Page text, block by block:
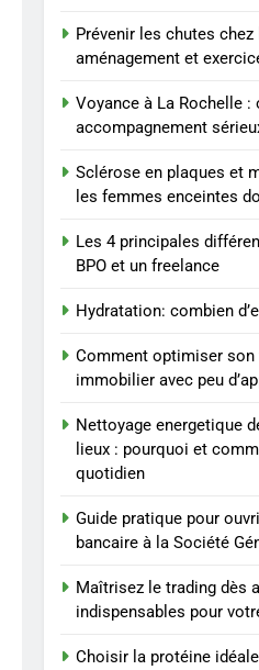
2
grâce
repas :
du
BIEN ÊTRE
4
savoir
SANTÉ
Les
à The
SANTÉ
les
Prévenir les chutes
aménagement et
Voyance à La Rochelle :
accompagnement
Sclérose en plaques et
les femmes enceintes
Les 4 principales
BPO et un freelance
Hydratation: combien
Comment optimiser son
immobilier avec peu
Nettoyage energetique
lieux : pourquoi et
quotidien
Guide pratique pour
bancaire à la Société
Maîtrisez le trading dès
indispensables pour
Choisir la protéine